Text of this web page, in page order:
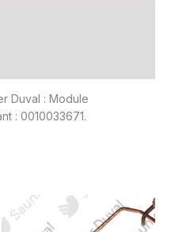
Duval : Module
: 0010033671.